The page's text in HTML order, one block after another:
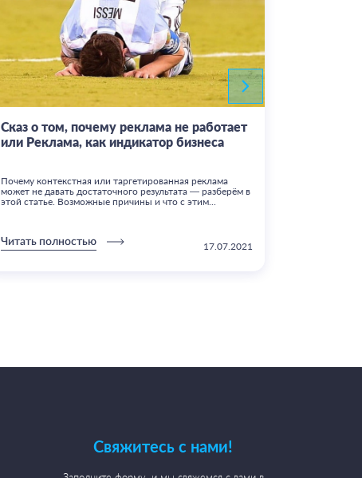
Сказ о том, почему реклама не работает
или Реклама, как индикатор бизнеса
Почему контекстная или таргетированная реклама
может не давать достаточного результата — разберём в
этой статье. Возможные причины и что с этим...
Читать полностью 17.07.2021
Свяжитесь с нами!